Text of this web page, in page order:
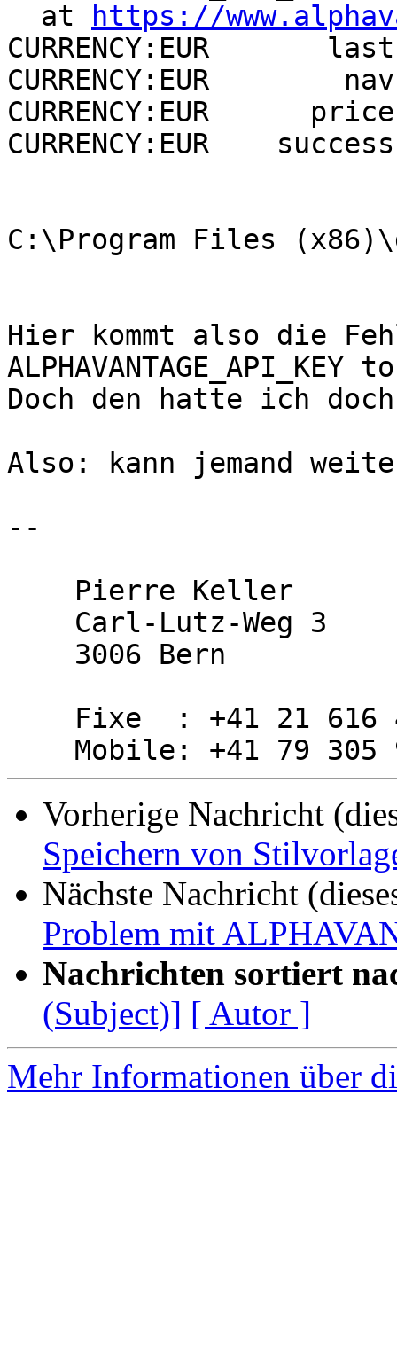
  at
https://
CURRENCY:EUR
CURRENCY:EUR
CURRENCY:EUR
CURRENCY:EUR
C:\Program Files
Hier kommt also die
Doch den hatte ich
Also: kann jemand
--
Vorherige Nachricht
Speichern von
Nächste Nachricht
Problem mit
Nachrichten sortiert
(Subject)] [ Autor ]
Mehr Informationen über